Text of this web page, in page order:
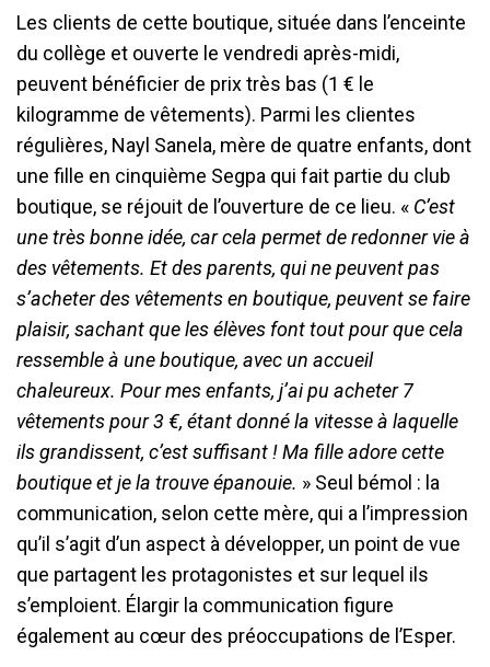
Les clients de cette boutique, située dans l’enceinte
du collège et ouverte le vendredi après-midi,
peuvent bénéficier de prix très bas (1 € le
kilogramme de vêtements). Parmi les clientes
régulières, Nayl Sanela, mère de quatre enfants, dont
une fille en cinquième Segpa qui fait partie du club
boutique, se réjouit de l’ouverture de ce lieu. « C’est
une très bonne idée, car cela permet de redonner vie à
des vêtements. Et des parents, qui ne peuvent pas
s’acheter des vêtements en boutique, peuvent se faire
plaisir, sachant que les élèves font tout pour que cela
ressemble à une boutique, avec un accueil
chaleureux. Pour mes enfants, j’ai pu acheter 7
vêtements pour 3 €, étant donné la vitesse à laquelle
ils grandissent, c’est suffisant ! Ma fille adore cette
boutique et je la trouve épanouie. » Seul bémol : la
communication, selon cette mère, qui a l’impression
qu’il s’agit d’un aspect à développer, un point de vue
que partagent les protagonistes et sur lequel ils
s’emploient. Élargir la communication figure
également au cœur des préoccupations de l’Esper.